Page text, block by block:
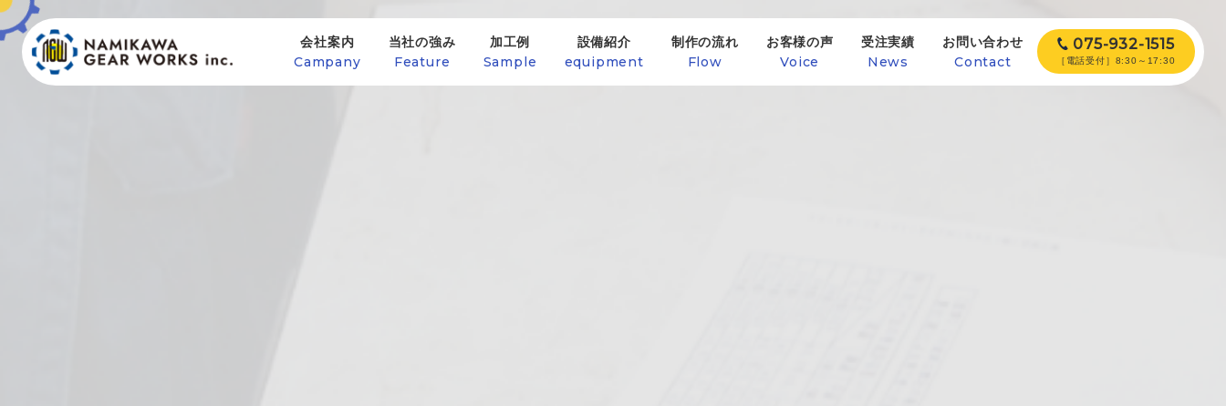
会社案内
Campany
当社の強み
Feature
加工例
Sample
設備紹介
equipment
制作の流れ
Flow
お客様の声
Voice
受注実績
News
お問い合わせ
Contact
075-932-1515
［電話受付］8:30～17:30